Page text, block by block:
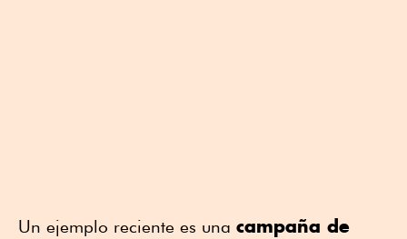
Un ejemplo reciente es una campaña de